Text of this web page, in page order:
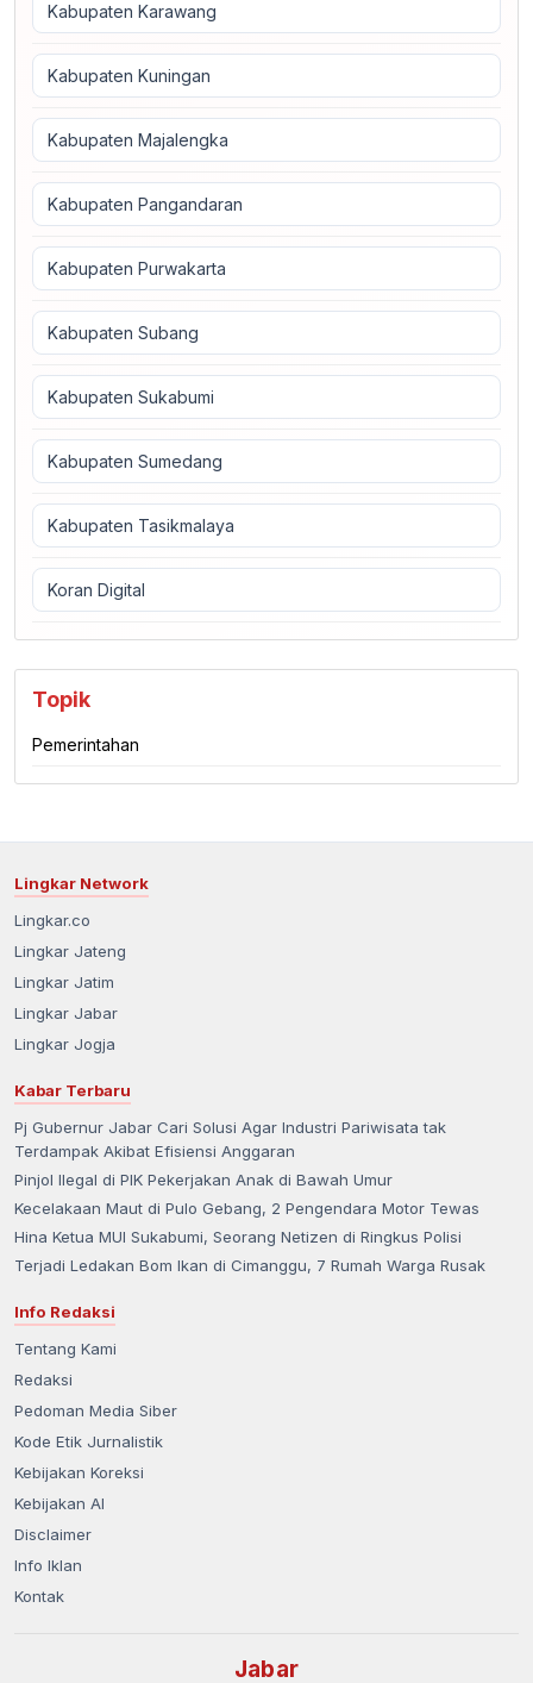
Kabupaten Karawang
Kabupaten Kuningan
Kabupaten Majalengka
Kabupaten Pangandaran
Kabupaten Purwakarta
Kabupaten Subang
Kabupaten Sukabumi
Kabupaten Sumedang
Kabupaten Tasikmalaya
Koran Digital
Topik
Pemerintahan
Lingkar Network
Lingkar.co
Lingkar Jateng
Lingkar Jatim
Lingkar Jabar
Lingkar Jogja
Kabar Terbaru
Pj Gubernur Jabar Cari Solusi Agar Industri Pariwisata tak
Terdampak Akibat Efisiensi Anggaran
Pinjol Ilegal di PIK Pekerjakan Anak di Bawah Umur
Kecelakaan Maut di Pulo Gebang, 2 Pengendara Motor Tewas
Hina Ketua MUI Sukabumi, Seorang Netizen di Ringkus Polisi
Terjadi Ledakan Bom Ikan di Cimanggu, 7 Rumah Warga Rusak
Info Redaksi
Tentang Kami
Redaksi
Pedoman Media Siber
Kode Etik Jurnalistik
Kebijakan Koreksi
Kebijakan AI
Disclaimer
Info Iklan
Kontak
Jabar